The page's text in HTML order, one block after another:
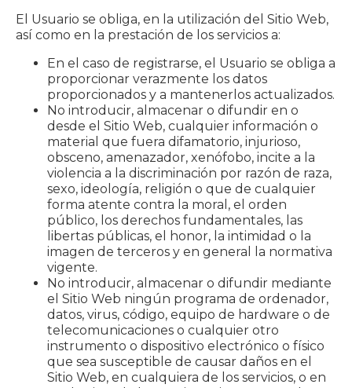
El Usuario se obliga, en la utilización del Sitio Web,
así como en la prestación de los servicios a:
En el caso de registrarse, el Usuario se obliga a
proporcionar verazmente los datos
proporcionados y a mantenerlos actualizados.
No introducir, almacenar o difundir en o
desde el Sitio Web, cualquier información o
material que fuera difamatorio, injurioso,
obsceno, amenazador, xenófobo, incite a la
violencia a la discriminación por razón de raza,
sexo, ideología, religión o que de cualquier
forma atente contra la moral, el orden
público, los derechos fundamentales, las
libertas públicas, el honor, la intimidad o la
imagen de terceros y en general la normativa
vigente.
No introducir, almacenar o difundir mediante
el Sitio Web ningún programa de ordenador,
datos, virus, código, equipo de hardware o de
telecomunicaciones o cualquier otro
instrumento o dispositivo electrónico o físico
que sea susceptible de causar daños en el
Sitio Web, en cualquiera de los servicios, o en